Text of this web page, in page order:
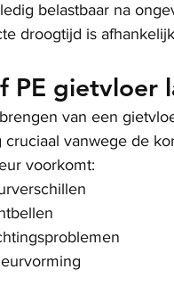
belastbaar na
droogtijd is
PE gietvloer
van een
cruciaal vanwege de
voorkomt: